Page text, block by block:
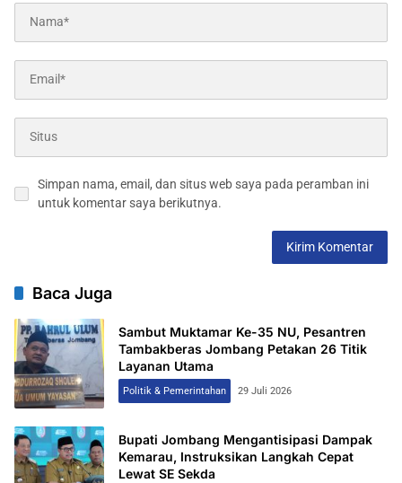
Simpan nama, email, dan situs web saya pada peramban ini
untuk komentar saya berikutnya.
Baca Juga
Sambut Muktamar Ke-35 NU, Pesantren
Tambakberas Jombang Petakan 26 Titik
Layanan Utama
Politik & Pemerintahan 29 Juli 2026
Bupati Jombang Mengantisipasi Dampak
Kemarau, Instruksikan Langkah Cepat
Lewat SE Sekda